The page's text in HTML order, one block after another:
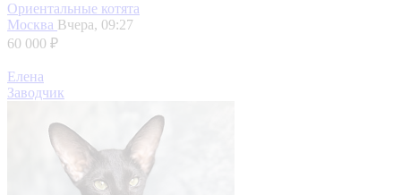
Ориентальные котята
Москва Вчера, 09:27
60 000 ₽
Елена
Заводчик